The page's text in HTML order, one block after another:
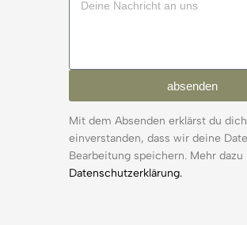
absenden
Mit dem Absenden erklärst du dich
einverstanden, dass wir deine
Bearbeitung speichern. Mehr
Datenschutzerklärung.